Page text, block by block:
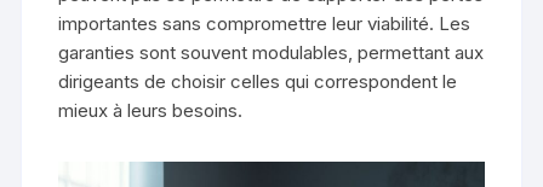
importantes sans compromettre leur viabilité. Les
garanties sont souvent modulables, permettant aux
dirigeants de choisir celles qui correspondent le
mieux à leurs besoins.